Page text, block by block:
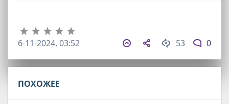
53 0
6-11-2024, 03:52
ПОХОЖЕЕ